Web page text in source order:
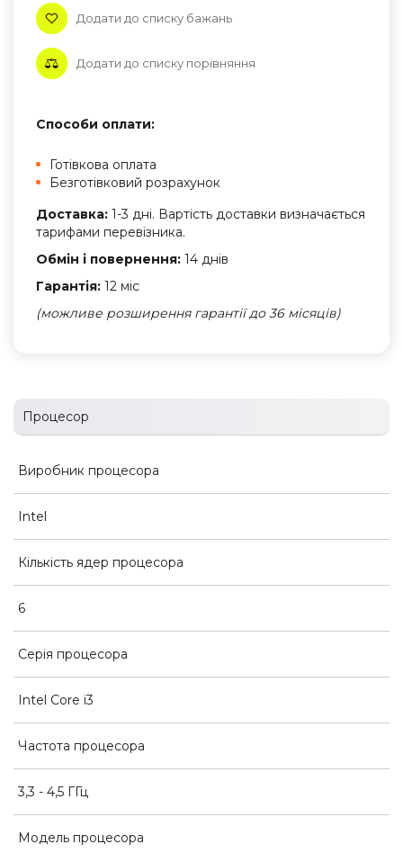
Додати до списку бажань
Додати до списку порівняння
Способи оплати:
Готівкова оплата
Безготівковий розрахунок
Доставка: 1-3 дні. Вартість доставки визначається
тарифами перевізника.
Обмін і повернення: 14 днів
Гарантія: 12 міс
(можливе розширення гарантії до 36 місяців)
Процесор
Виробник процесора
Intel
Кількість ядер процесора
6
Серія процесора
Intel Core i3
Частота процесора
3,3 - 4,5 ГГц
Модель процесора